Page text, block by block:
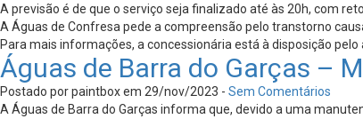
A previsão é de que o serviço seja finalizado até às 20h, com
A Águas de Confresa pede a compreensão pelo transtorno
Para mais informações, a concessionária está à disposição
Águas de Barra do Garças –
Postado por paintbox em 29/nov/2023 - Sem Comentários
A Águas de Barra do Garças informa que, devido a uma